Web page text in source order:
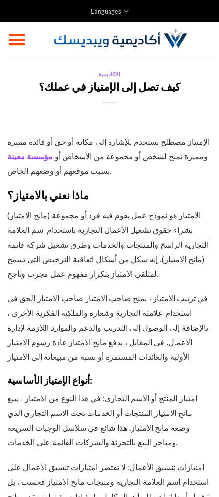
to
content
Languages
الاكاديمية
كيف تصل إلى الإمتياز في عملك؟
الإمتياز مصطلح يستخدم للإشارة إلى مكانة أو حق أو فائدة مميزة
ومميزة تمنح لشخص أو مجموعة من الأشخاص أو مؤسسة معينة
بسبب موقعهم أو وضعهم الخاص.
ماذا نعني بالامتياز؟
الامتياز هو نموذج عمل يقوم فيه فرد أو مجموعة (مانح الامتياز)
بشراء حقوق تشغيل الأعمال التجارية باستخدام اسم العلامة
التجارية الراسخ والمنتجات والخدمات وطرق تشغيل شركة قائمة
(مانح الامتياز). إنه شكل من أشكال اتفاقية الترخيص التي تسمح
لمتلقي الامتياز بتكرار مفهوم عمل مجرب وناجح.
في ترتيب الامتياز ، يمنح صاحب الامتياز صاحب الامتياز الحق في
استخدام علامته التجارية وشعاره والملكية الفكرية الأخرى ،
بالإضافة إلى الوصول إلى التدريب والدعم والموارد اللازمة لإدارة
الأعمال. في المقابل ، يدفع مانح الامتياز عادة رسوم الامتياز
الأولية والعائدات المستمرة أو نسبة من مبيعاته إلى الامتياز
أنواع الإمتياز الأساسية:
امتياز المنتج أو الاسم التجاري: في هذا النوع من الامتياز ، يبيع
مانح الامتياز المنتجات أو الخدمات تحت الاسم التجاري الذي
وضعه مانح الامتياز. هذا شائع في سلاسل الوجبات السريعة
ومتاجر البيع بالتجزئة والشركات القائمة على الخدمات.
امتيازات تنسيق الأعمال: لا تقتصر امتيازات تنسيق الأعمال على
استخدام اسم العلامة التجارية ومنتجات مانح الامتياز فحسب ، بل